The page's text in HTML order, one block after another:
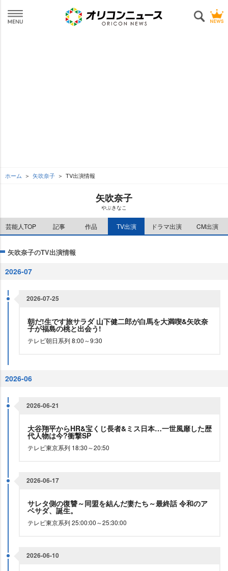
ホーム 矢吹奈子 TV出演情報
矢吹奈子
ぶきなこ
芸能人TOP 記事 作品 TV出演 ドラマ出演 CM出演
矢吹奈子のTV出演情報
2026-07
2026-07-25
朝だ!生です旅サラダ 山下健二郎が白馬を大満喫&矢吹奈
子が福島の桃と出会う!
テレビ朝日系列 8:00～9:30
2026-06
2026-06-21
大谷翔平からHR&宝くじ長者&ミス日本…一世風靡した歴
代人物は今?衝撃SP
テレビ東京系列 18:30～20:50
2026-06-17
サレタ側の復讐～同盟を結んだ妻たち～最終話 令和のア
ベサダ、誕生。
テレビ東京系列 25:00:00～25:30:00
2026-06-10